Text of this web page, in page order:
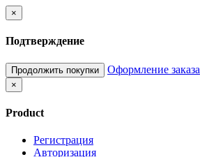
×
Подтверждение
Продолжить покупки Оформление заказа
×
Product
Регистрация
Авторизация